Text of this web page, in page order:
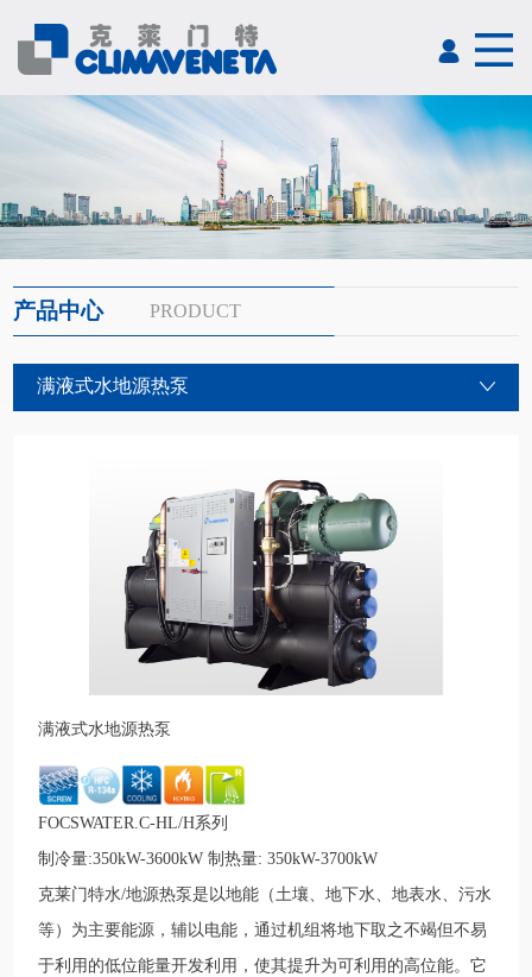
产品中心 PRODUCT
满液式水地源热泵
满液式水地源热泵
FOCSWATER.C-HL/H系列
制冷量:350kW-3600kW 制热量: 350kW-3700kW
克莱门特水/地源热泵是以地能（土壤、地下水、地表水、污水
等）为主要能源，辅以电能，通过机组将地下取之不竭但不易
于利用的低位能量开发利用，使其提升为可利用的高位能。它